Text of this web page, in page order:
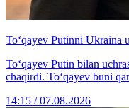
To‘qayev Putinni Ukraina
To‘qayev Putin bilan
chaqirdi. To‘qayev buni
14:15 / 07.08.2026